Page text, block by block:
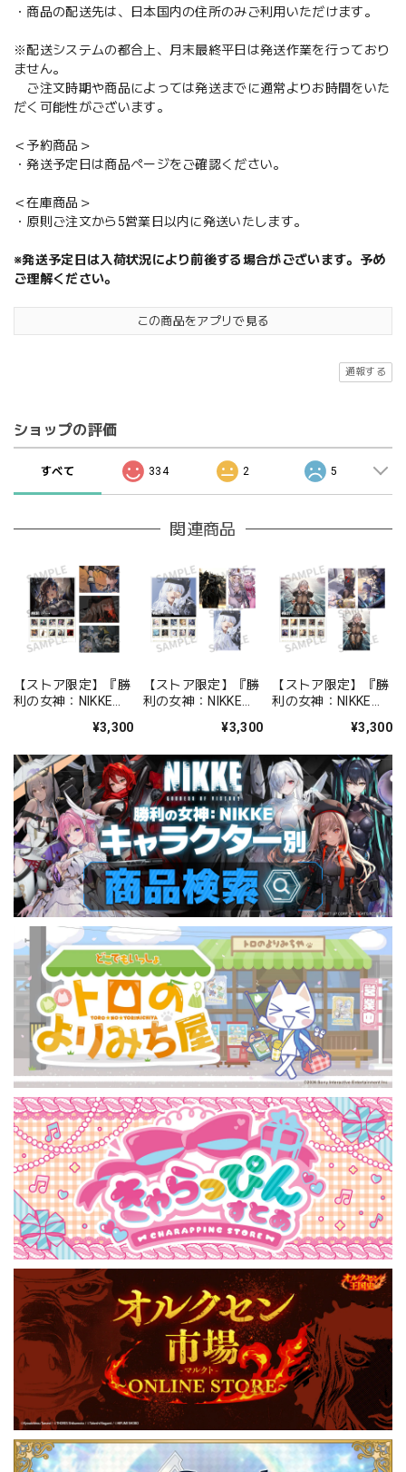
・商品の配送先は、日本国内の住所のみご利用いただけます。
※配送システムの都合上、月末最終平日は発送作業を行っており
ません。
ご注文時期や商品によっては発送までに通常よりお時間をいた
だく可能性がございます。
＜予約商品＞
・発送予定日は商品ページをご確認ください。
＜在庫商品＞
・原則ご注文から5営業日以内に発送いたします。
※発送予定日は入荷状況により前後する場合がございます。予め
ご理解ください。
この商品をアプリで見る
通報する
ショップの評価
すべて 334 2 5
関連商品
【ストア限定】『勝
利の女神：NIKKE』
¥3,300
【ストア限定】『勝
利の女神：NIKKE』
¥3,300
【ストア限定】『勝
利の女神：NIKKE』
¥3,300